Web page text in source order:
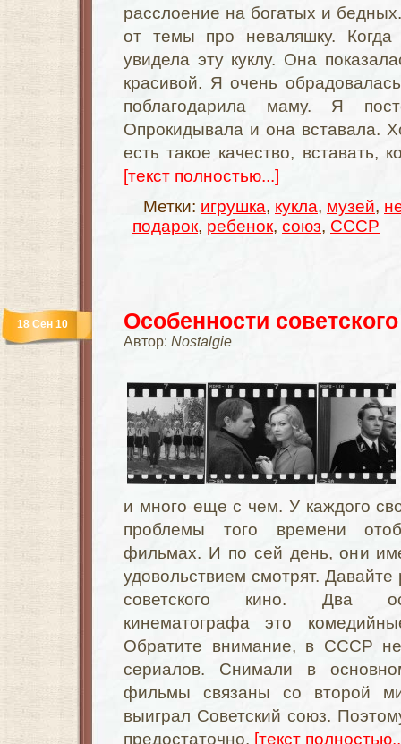
расслоение на богатых и
от темы про неваляшку. Когда
увидела эту куклу. Она
красивой. Я очень
поблагодарила маму. Я
Опрокидывала и она вставала.
есть такое качество, вставать,
[текст полностью...]
Метки: игрушка, кукла, музей,
подарок, ребенок, союз, СССР
Особенности
Автор: Nostalgie
18 Сен 10
и много еще с чем. У каждого
проблемы того времени
фильмах. И по сей день, они
удовольствием смотрят.
советского кино. Два
кинематографа это
Обратите внимание, в СССР
сериалов. Снимали в
фильмы связаны со второй
выиграл Советский союз.
предостаточно. [текст